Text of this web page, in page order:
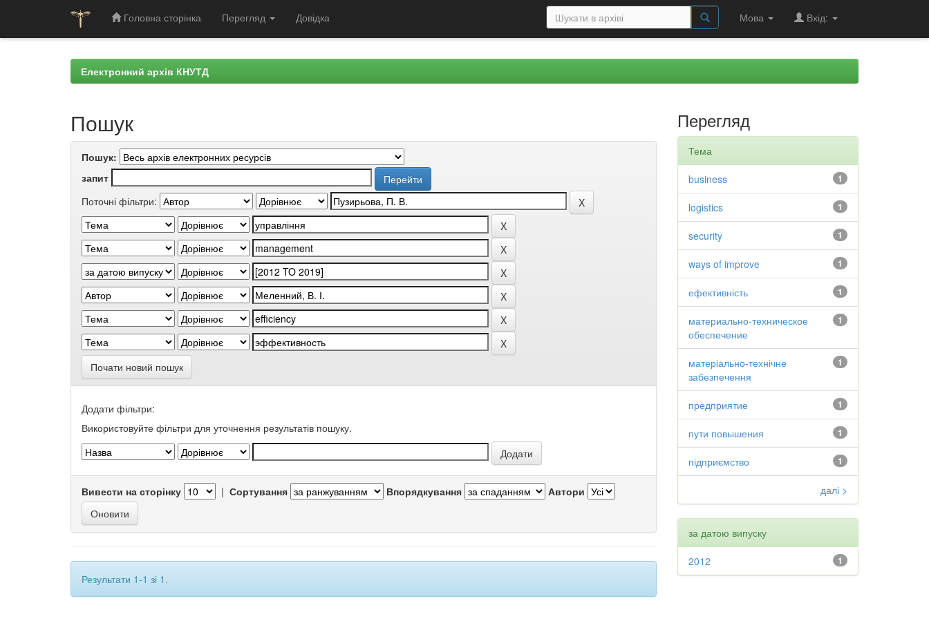
Головна сторінка Перегляд Довідка Мова Вхід:
Електронний архів КНУТД
Пошук
Пошук:
запит
Поточні фільтри:
Почати новий пошук
Додати фільтри:
Використовуйте фільтри для уточнення результатів пошуку.
Вивести на сторінку | Сортування Впорядкування Автори
Результати 1-1 зі 1.
Перегляд
Тема
1
business
1
logistics
1
security
1
ways of improve
1
ефективність
1
материально-техническое
обеспечение
1
матеріально-технічне
забезпечення
1
предприятие
1
пути повышения
1
підприємство
далі >
за датою випуску
1
2012